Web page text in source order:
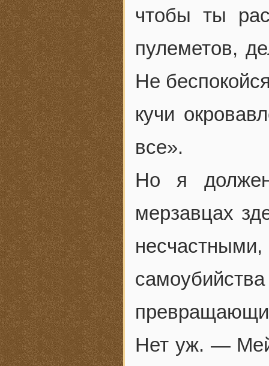
чтобы ты
пулеметов,
Не
кучи
все».
Но я
мерзавцах
Нет уж. —